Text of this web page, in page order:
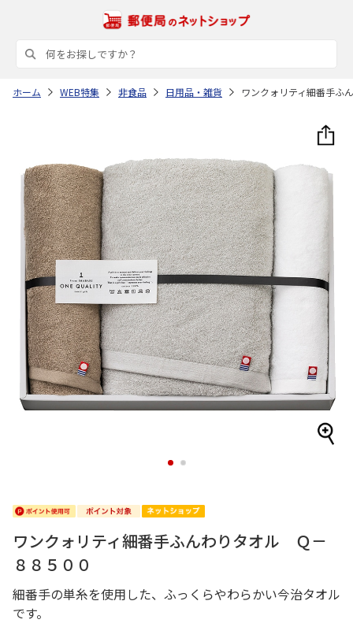
ホーム WEB特集 非食品 日用品・雑貨 ワンクォリティ細番手
1 2
ワンクォリティ細番手ふんわりタオル Ｑ－
８８５００
細番手の単糸を使用した、ふっくらやわらかい今治タオル
です。